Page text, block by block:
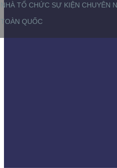
NHÀ TỔ CHỨC SỰ KIỆN CHUYÊN
TOÀN QUỐC